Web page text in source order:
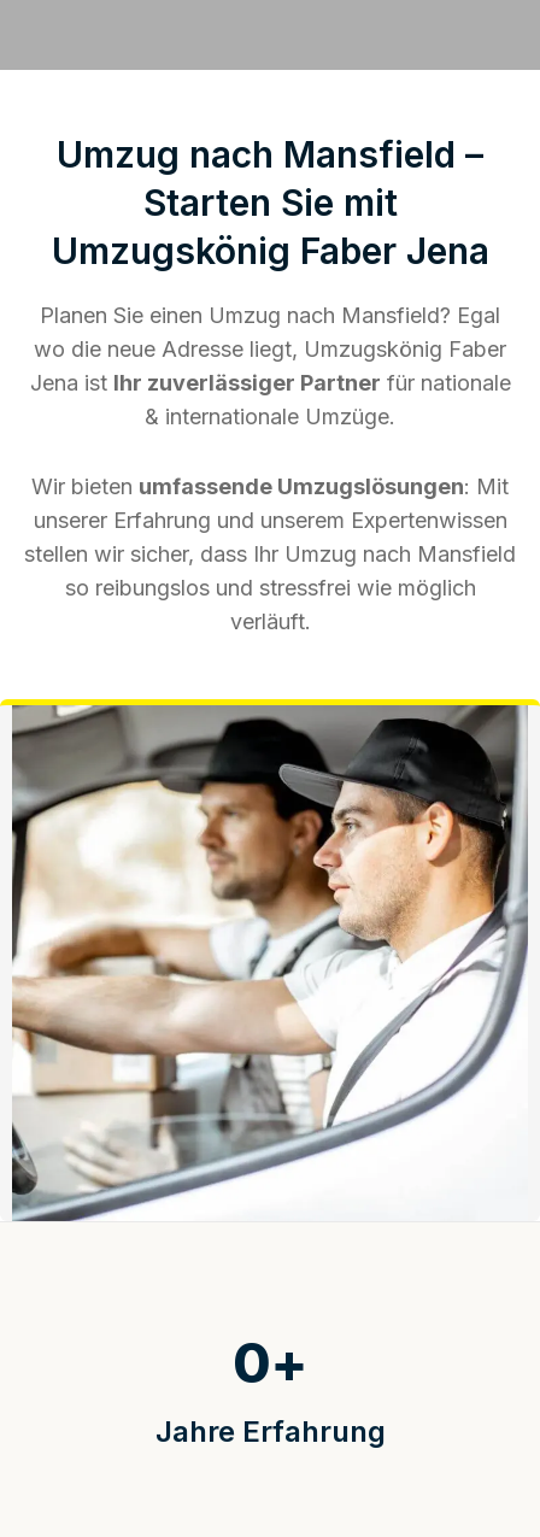
Umzug nach Mansfield –
Starten Sie mit
Umzugskönig Faber Jena
Planen Sie einen Umzug nach Mansfield? Egal
wo die neue Adresse liegt, Umzugskönig Faber
Jena ist Ihr zuverlässiger Partner für nationale
& internationale Umzüge.
Wir bieten umfassende Umzugslösungen: Mit
unserer Erfahrung und unserem Expertenwissen
stellen wir sicher, dass Ihr Umzug nach Mansfield
so reibungslos und stressfrei wie möglich
verläuft.
Jahre Erfahrung
0+